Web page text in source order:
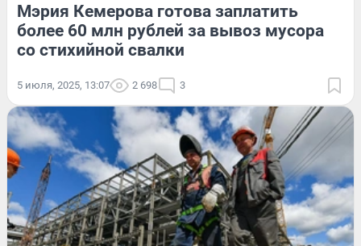
Мэрия Кемерова готова заплатить
более 60 млн рублей за вывоз мусора
со стихийной свалки
5 июля, 2025, 13:07 2 698 3